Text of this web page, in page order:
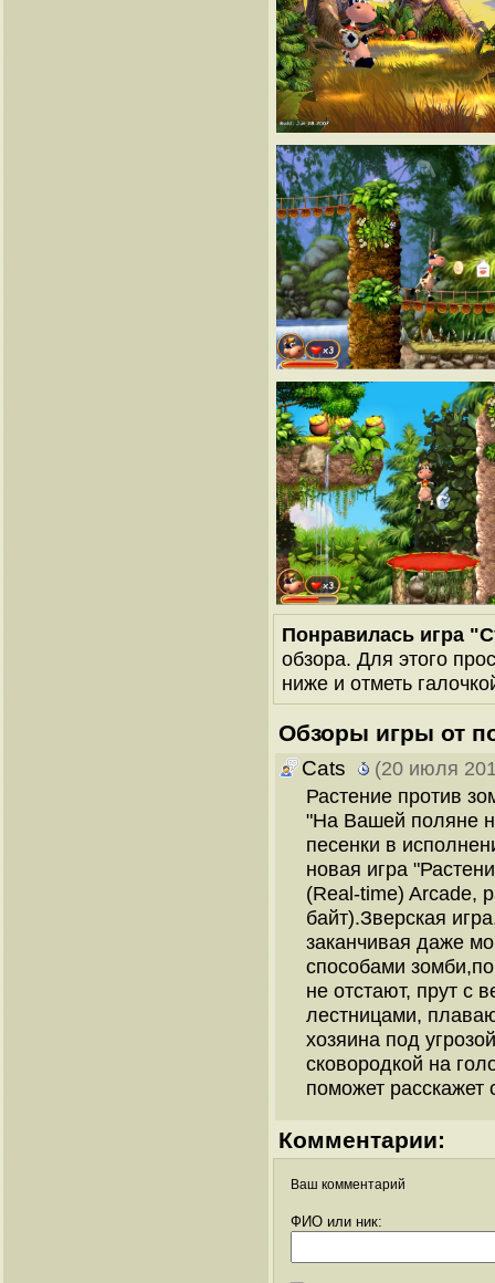
Понравилась игра
обзора. Для этого
ниже и отметь
Обзоры игры от
Cats
(20 июля
Растение против
"На Вашей поляне
песенки в
новая игра
(Real-time) Arcade,
байт).Зверская
заканчивая даже
способами
не отстают, прут с
лестницами,
хозяина под
сковородкой на
поможет
Комментарии:
Ваш комментарий
ФИО или ник: